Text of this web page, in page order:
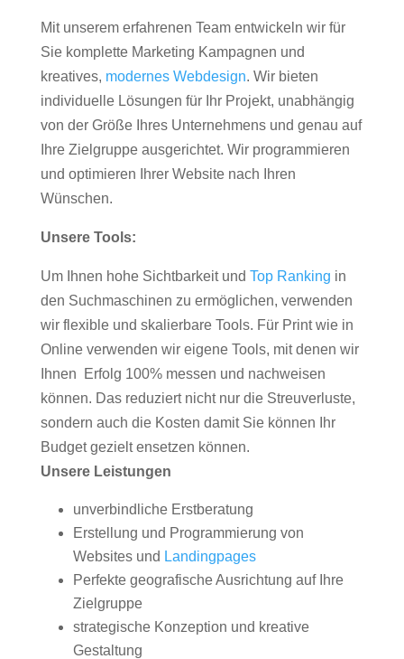
Mit unserem erfahrenen Team entwickeln wir für
Sie komplette Marketing Kampagnen und
kreatives, modernes Webdesign. Wir bieten
individuelle Lösungen für Ihr Projekt, unabhängig
von der Größe Ihres Unternehmens und genau auf
Ihre Zielgruppe ausgerichtet. Wir programmieren
und optimieren Ihrer Website nach Ihren
Wünschen.
Unsere Tools:
Um Ihnen hohe Sichtbarkeit und Top Ranking in
den Suchmaschinen zu ermöglichen, verwenden
wir flexible und skalierbare Tools. Für Print wie in
Online verwenden wir eigene Tools, mit denen wir
Ihnen Erfolg 100% messen und nachweisen
können. Das reduziert nicht nur die Streuverluste,
sondern auch die Kosten damit Sie können Ihr
Budget gezielt ensetzen können.
Unsere Leistungen
unverbindliche Erstberatung
Erstellung und Programmierung von
Websites und Landingpages
Perfekte geografische Ausrichtung auf Ihre
Zielgruppe
strategische Konzeption und kreative
Gestaltung